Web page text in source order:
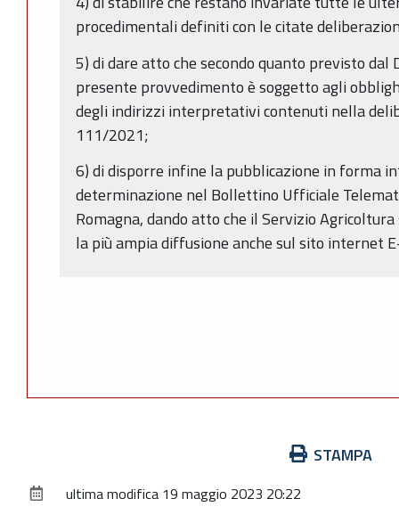
procedimentali definiti con le citate
5) di dare atto che secondo quanto previsto dal
presente provvedimento è soggetto agli
degli indirizzi interpretativi contenuti nella
111/2021;
6) di disporre infine la pubblicazione in forma
determinazione nel Bollettino Ufficiale
Romagna, dando atto che il Servizio
la più ampia diffusione anche sul sito internet
documento
STAMPA
ultima modifica 19 maggio 2023 20:22